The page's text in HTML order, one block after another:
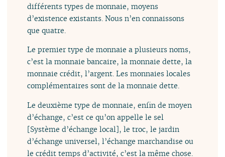
différents types de monnaie, moyens
d’existence existants. Nous n’en connaissons
que quatre.
Le premier type de monnaie a plusieurs noms,
c’est la monnaie bancaire, la monnaie dette, la
monnaie crédit, l’argent. Les monnaies locales
complémentaires sont de la monnaie dette.
Le deuxième type de monnaie, enfin de moyen
d’échange, c’est ce qu’on appelle le sel
[Système d’échange local], le troc, le jardin
d’échange universel, l’échange marchandise ou
le crédit temps d’activité, c’est la même chose.